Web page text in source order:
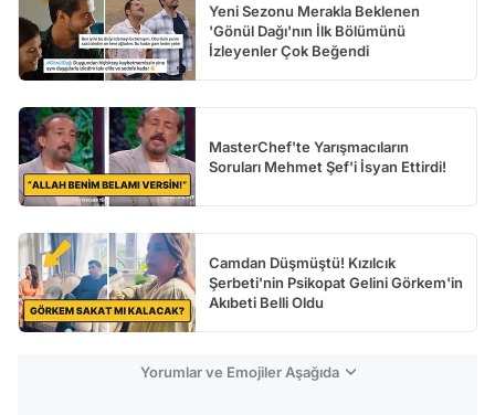
Yeni Sezonu Merakla Beklenen
'Gönül Dağı'nın İlk Bölümünü
İzleyenler Çok Beğendi
MasterChef'te Yarışmacıların
Soruları Mehmet Şef'i İsyan Ettirdi!
Camdan Düşmüştü! Kızılcık
Şerbeti'nin Psikopat Gelini Görkem'in
Akıbeti Belli Oldu
Yorumlar ve Emojiler Aşağıda